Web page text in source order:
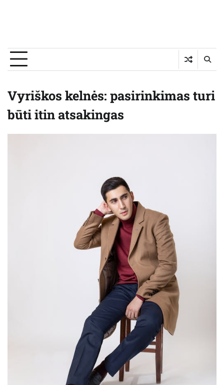
Vyriškos kelnės: pasirinkimas turi
būti itin atsakingas